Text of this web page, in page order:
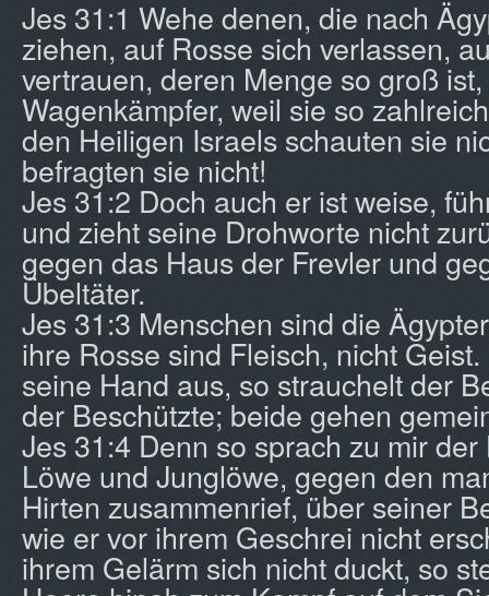
Jes 31:1 Wehe denen, die nach
ziehen, auf Rosse sich verlassen,
vertrauen, deren Menge so groß
Wagenkämpfer, weil sie so
den Heiligen Israels schauten sie
befragten sie nicht!
Jes 31:2 Doch auch er ist weise,
und zieht seine Drohworte nicht
gegen das Haus der Frevler und
Übeltäter.
Jes 31:3 Menschen sind die
ihre Rosse sind Fleisch, nicht
seine Hand aus, so strauchelt der
der Beschützte; beide gehen
Jes 31:4 Denn so sprach zu mir
Löwe und Junglöwe, gegen den
Hirten zusammenrief, über seiner
wie er vor ihrem Geschrei nicht
ihrem Gelärm sich nicht duckt, so